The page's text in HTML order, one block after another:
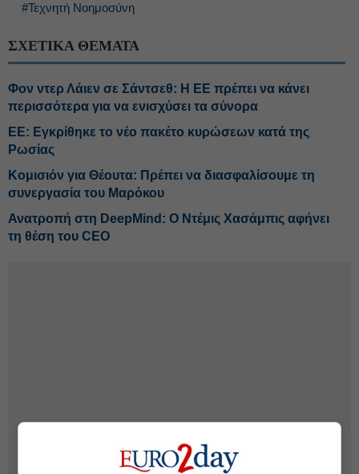
#Τεχνητή Νοημοσύνη
ΣΧΕΤΙΚΑ ΘΕΜΑΤΑ
Φον ντερ Λάιεν σε Σάντσεθ: Η ΕΕ πρέπει να κάνει
περισσότερα για να ενισχύσει τα σύνορα
ΕΕ: Εγκρίθηκε το νέο πακέτο κυρώσεων κατά της
Ρωσίας
Κομισιόν για Θέουτα: Πρέπει να διασφαλίσουμε τη
συνεργασία του Μαρόκου
Ανατροπή στη DeepMind: Ο Ντέμις Χασάμπις αφήνει
τη θέση του CEO